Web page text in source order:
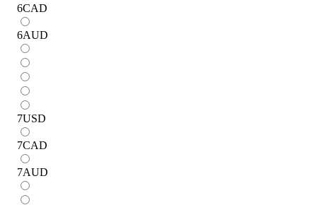
6CAD
6AUD
7USD
7CAD
7AUD